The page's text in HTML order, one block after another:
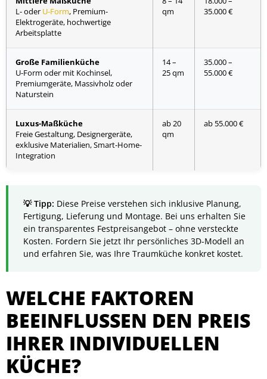
L- oder U-Form, Premium-
Elektrogeräte, hochwertige
Arbeitsplatte
qm
35.000 €
Große Familienküche
U-Form oder mit Kochinsel,
Premiumgeräte, Massivholz oder
Naturstein
14 –
25 qm
35.000 –
55.000 €
Luxus-Maßküche
Freie Gestaltung, Designergeräte,
exklusive Materialien, Smart-Home-
Integration
ab 20
qm
ab 55.000 €
Diese Preise verstehen sich inklusive Planung,
Fertigung, Lieferung und Montage. Bei uns erhalten Sie
ein transparentes Festpreisangebot – ohne versteckte
Kosten. Fordern Sie jetzt Ihr persönliches 3D-Modell an
und erfahren Sie, was Ihre Traumküche konkret kostet.
WELCHE FAKTOREN
BEEINFLUSSEN DEN PREIS
IHRER INDIVIDUELLEN
KÜCHE?